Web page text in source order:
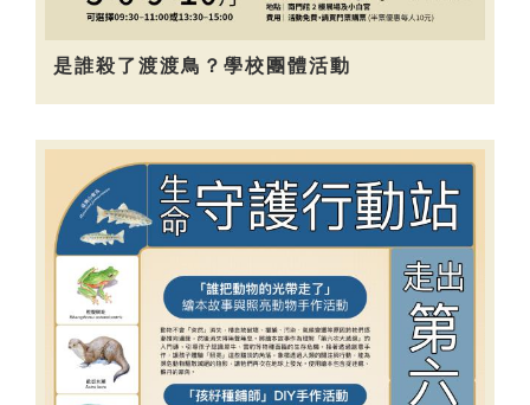
是誰殺了渡渡鳥？學校團體活動